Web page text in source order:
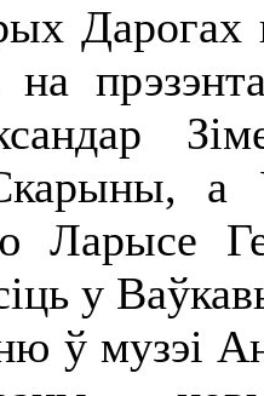
Дарогах
на
а
Ларысе
у
ў музэі